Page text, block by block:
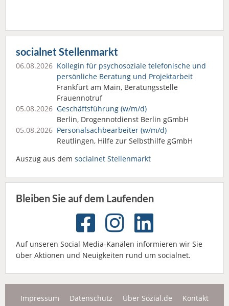
socialnet Stellenmarkt
06.08.2026 Kollegin für psychosoziale telefonische und
persönliche Beratung und Projektarbeit
Frankfurt am Main, Beratungsstelle
Frauennotruf
05.08.2026 Geschäftsführung (w/m/d)
Berlin, Drogennotdienst Berlin gGmbH
05.08.2026 Personalsach­bearbeiter (w/m/d)
Reutlingen, Hilfe zur Selbsthilfe gGmbH
Auszug aus dem socialnet Stellenmarkt
Bleiben Sie auf dem Laufenden
Auf unseren Social Media-Kanälen informieren wir Sie
über Aktionen und Neuigkeiten rund um socialnet.
Impressum Datenschutz Über Sozial.de Kontakt